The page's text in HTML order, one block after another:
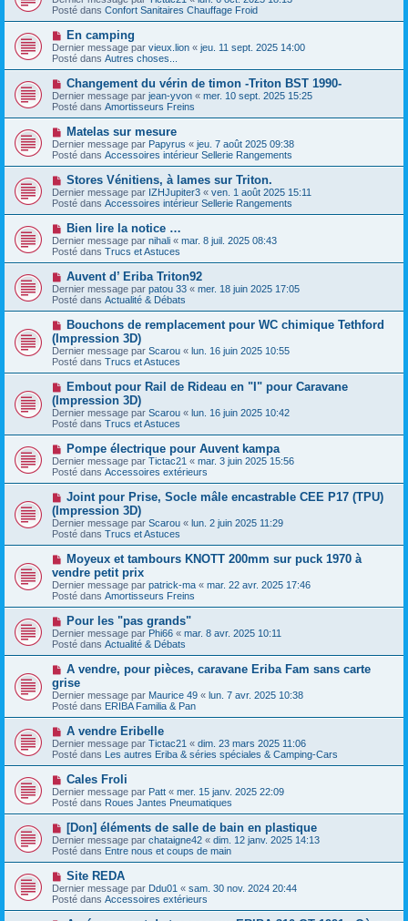
a
g
e
m
e
s
a
g
e
u
v
e
a
u
m
e
s
s
a
g
e
Posté dans Confort Sanitaires Chauffage Froid
N
o
u
v
a
u
m
e
s
a
g
e
En camping
Dernier message par vieux.lion « jeu. 11 sept. 2025 14:00
Posté dans Autres choses...
N
o
u
v
e
a
u
m
e
s
s
a
g
e
Changement du vérin de timon -Triton BST 1990-
Dernier message par jean-yvon « mer. 10 sept. 2025 15:25
Posté dans Amortisseurs Freins
N
o
u
v
e
a
u
m
e
s
a
g
Matelas sur mesure
Dernier message par Papyrus « jeu. 7 août 2025 09:38
Posté dans Accessoires intérieur Sellerie Rangements
N
o
u
v
e
a
u
m
e
s
s
a
g
e
Stores Vénitiens, à lames sur Triton.
Dernier message par IZHJupiter3 « ven. 1 août 2025 15:11
Posté dans Accessoires intérieur Sellerie Rangements
N
o
u
v
a
u
m
e
s
a
g
e
Bien lire la notice …
Dernier message par nihali « mar. 8 juil. 2025 08:43
Posté dans Trucs et Astuces
N
o
u
v
e
a
u
m
e
s
s
a
g
e
Auvent d’ Eriba Triton92
Dernier message par patou 33 « mer. 18 juin 2025 17:05
Posté dans Actualité & Débats
N
u
v
e
a
m
e
s
a
g
e
Bouchons de remplacement pour WC chimique Tethford
(Impression 3D)
Dernier message par Scarou « lun. 16 juin 2025 10:55
Posté dans Trucs et Astuces
N
u
v
e
a
m
e
s
a
g
e
Embout pour Rail de Rideau en "I" pour Caravane
(Impression 3D)
Dernier message par Scarou « lun. 16 juin 2025 10:42
Posté dans Trucs et Astuces
N
o
u
v
a
u
m
e
s
s
a
g
e
Pompe électrique pour Auvent kampa
Dernier message par Tictac21 « mar. 3 juin 2025 15:56
Posté dans Accessoires extérieurs
N
u
v
e
a
m
e
s
a
g
e
Joint pour Prise, Socle mâle encastrable CEE P17 (TPU)
(Impression 3D)
Dernier message par Scarou « lun. 2 juin 2025 11:29
Posté dans Trucs et Astuces
N
u
v
e
a
m
e
s
a
g
e
Moyeux et tambours KNOTT 200mm sur puck 1970 à
vendre petit prix
Dernier message par patrick-ma « mar. 22 avr. 2025 17:46
Posté dans Amortisseurs Freins
N
o
u
v
a
u
m
e
s
a
g
e
Pour les "pas grands"
Dernier message par Phi66 « mar. 8 avr. 2025 10:11
Posté dans Actualité & Débats
N
o
u
v
e
a
u
m
e
s
s
g
e
A vendre, pour pièces, caravane Eriba Fam sans carte
grise
Dernier message par Maurice 49 « lun. 7 avr. 2025 10:38
Posté dans ERIBA Familia & Pan
N
o
u
v
a
u
m
e
s
a
g
e
A vendre Eribelle
Dernier message par Tictac21 « dim. 23 mars 2025 11:06
Posté dans Les autres Eriba & séries spéciales & Camping-Cars
N
o
u
v
e
u
m
e
s
s
a
g
Cales Froli
Dernier message par Patt « mer. 15 janv. 2025 22:09
Posté dans Roues Jantes Pneumatiques
N
o
u
v
e
a
u
m
e
[Don] éléments de salle de bain en plastique
Dernier message par chataigne42 « dim. 12 janv. 2025 14:13
Posté dans Entre nous et coups de main
N
o
u
v
Site REDA
Dernier message par Ddu01 « sam. 30 nov. 2024 20:44
Posté dans Accessoires extérieurs